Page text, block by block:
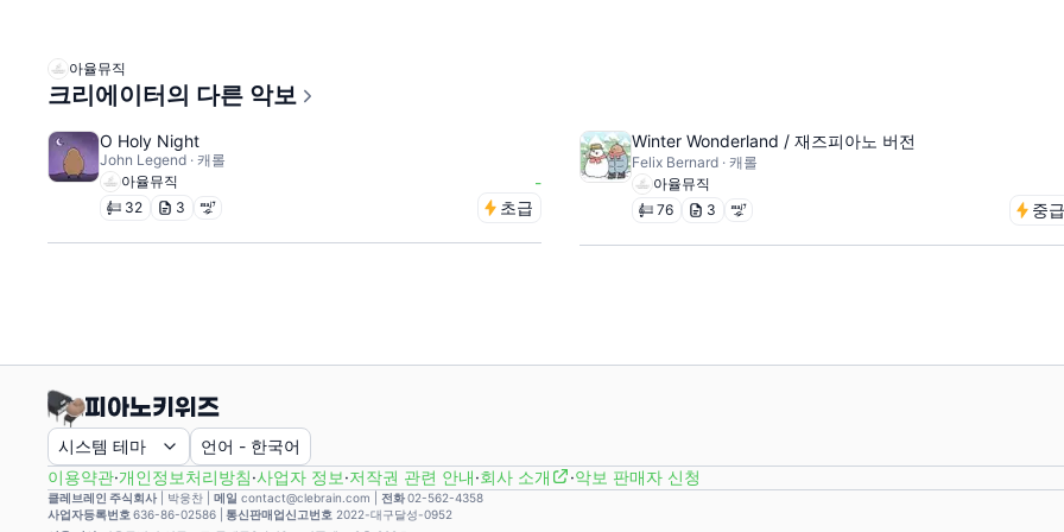
아율뮤직
크리에이터의 다른 악보
O Holy Night
John Legend · 캐롤
아율뮤직
-
32 3 초급
Winter Wonderland / 재즈피아노 버전
Felix Bernard · 캐롤
아율뮤직
76
3 중급
시스템 테마 언어 - 한국어
이용약관·개인정보처리방침·사업자 정보·저작권 관련 안내·회사 소개 ·악보 판매자 신청
클레브레인 주식회사| 박웅찬 메일 contact@clebrain.com | 전화02-562-4358
사업자등록번호 636-86-02586 | 통신판매업신고번호 2022-대구달성-0952